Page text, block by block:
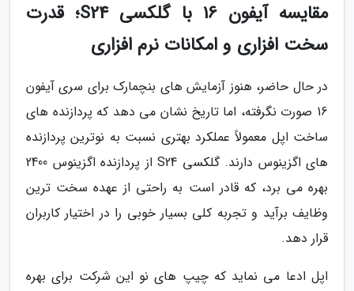
مقایسه آیفون 16 با گلکسی S24؛ قدرت
سخت افزاری و امکانات نرم افزاری
در حال حاضر، هنوز آزمایش های بنچمارک برای سری آیفون
16 صورت نگرفته، اما تاریخ نشان می دهد که پردازنده های
ساخت اپل معمولاً عملکرد بهتری نسبت به نوترین پردازنده
های اگزینوس دارند. گلکسی S24 از پردازنده اگزینوس 2400
بهره می برد، که قادر است به راحتی از عهده سخت ترین
وظایف برآید و تجربه کلی بسیار خوبی را در اختیار کاربران
قرار دهد.
اپل ادعا می نماید که چیپ های نو این شرکت برای بهره